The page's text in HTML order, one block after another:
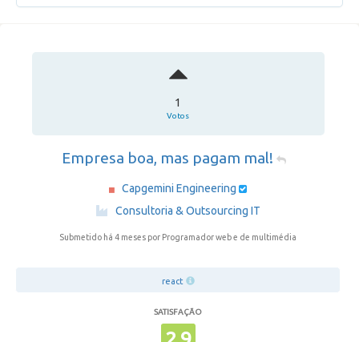
1
Votos
Empresa boa, mas pagam mal!
Capgemini Engineering
·
Consultoria & Outsourcing IT
Submetido há 4 meses por Programador web e de multimédia
react
SATISFAÇÃO